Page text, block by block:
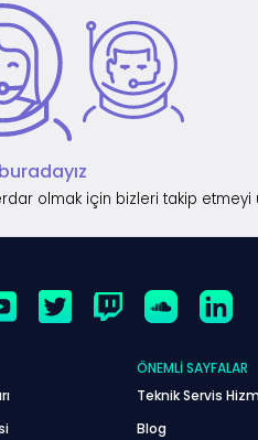
olmak için bizleri takip etmeyi
ÖNEMLI SAYFALAR
Teknik Servis
Blog